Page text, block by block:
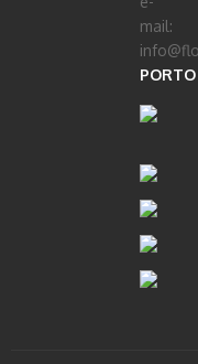
mail:
PORTO